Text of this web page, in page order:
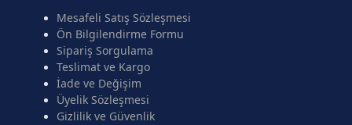
Mesafeli Satış Sözleşmesi
Ön Bilgilendirme Formu
Sipariş Sorgulama
Teslimat ve Kargo
İade ve Değişim
Üyelik Sözleşmesi
Gizlilik ve Güvenlik